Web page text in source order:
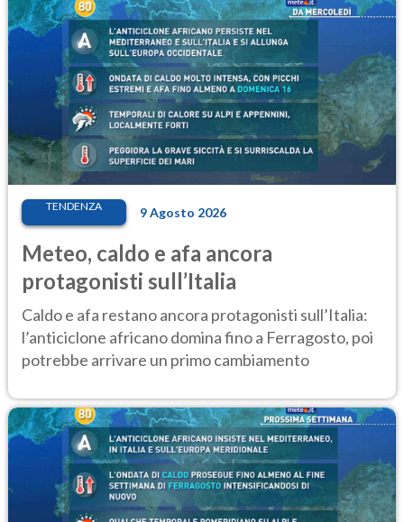
TENDENZA 9 Agosto 2026
Meteo, caldo e afa ancora
protagonisti sull’Italia
Caldo e afa restano ancora protagonisti sull’Italia:
l’anticiclone africano domina fino a Ferragosto, poi
potrebbe arrivare un primo cambiamento